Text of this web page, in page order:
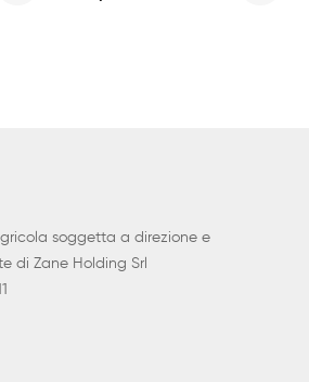
soggetta a direzione e
di Zane Holding Srl